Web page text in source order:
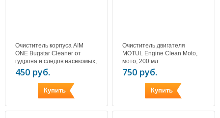
Очиститель корпуса AIM
ONE Bugstar Cleaner от
гудрона и следов насекомых,
мото, 450 мл
450 руб.
Купить
Очиститель двигателя
MOTUL Engine Clean Moto,
мото, 200 мл
750 руб.
Купить